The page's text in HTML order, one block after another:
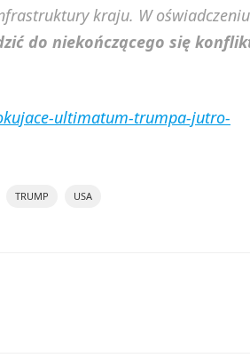
kraju. W oświadczeniu
do niekończącego się
ultimatum-trumpa-jutro-
TRUMP USA